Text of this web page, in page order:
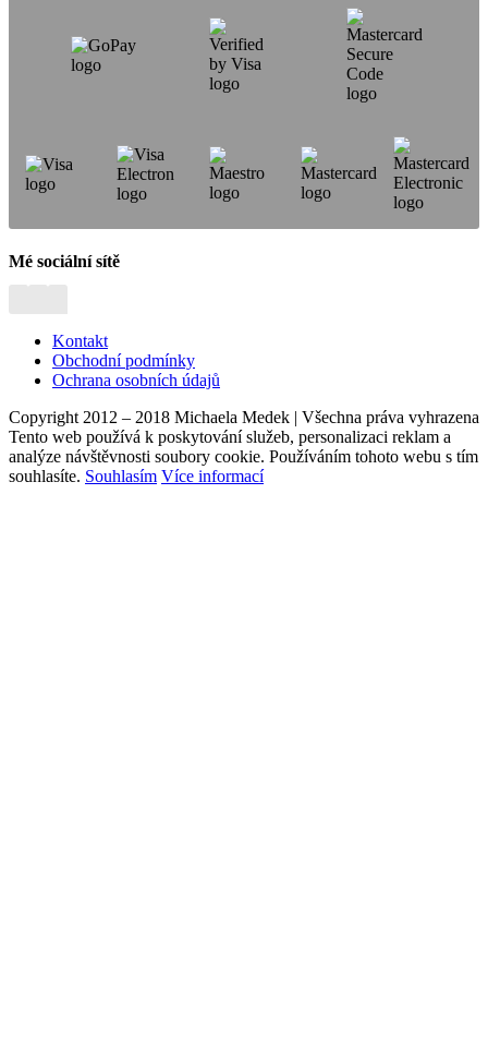
Mé sociální sítě
Kontakt
Obchodní podmínky
Ochrana osobních údajů
Copyright 2012 – 2018 Michaela Medek | Všechna práva vyhrazena
Tento web používá k poskytování služeb, personalizaci reklam a
analýze návštěvnosti soubory cookie. Používáním tohoto webu s tím
souhlasíte. Souhlasím Více informací